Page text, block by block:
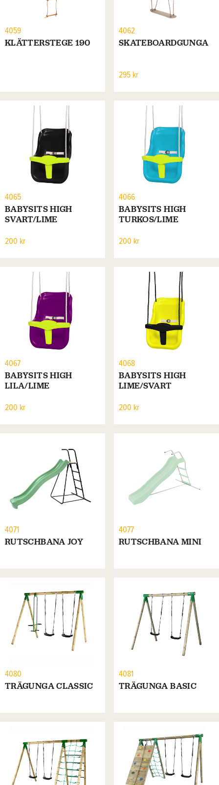
4059
KLÄTTERSTEGE 190
4062
SKATEBOARDGUNGA
295 kr
4065
BABYSITS HIGH
SVART/LIME
200 kr
4066
BABYSITS HIGH
TURKOS/LIME
200 kr
4067
BABYSITS HIGH
LILA/LIME
200 kr
4068
BABYSITS HIGH
LIME/SVART
200 kr
4071
RUTSCHBANA JOY
4077
RUTSCHBANA MINI
4080
TRÄGUNGA CLASSIC
4081
TRÄGUNGA BASIC